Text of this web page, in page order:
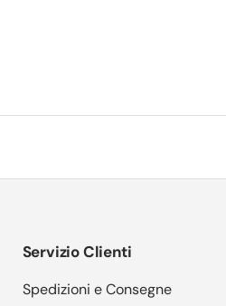
Servizio Clienti
Spedizioni e Consegne